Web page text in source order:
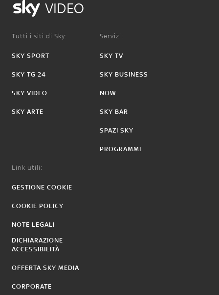
VIDEO
Tutti i siti di Sky:
SKY SPORT
SKY TG 24
SKY VIDEO
SKY ARTE
Servizi:
SKY TV
SKY BUSINESS
NOW
SKY BAR
SPAZI SKY
PROGRAMMI
Link utili:
GESTIONE COOKIE
COOKIE POLICY
NOTE LEGALI
DICHIARAZIONE
ACCESSIBILITÀ
OFFERTA SKY MEDIA
CORPORATE